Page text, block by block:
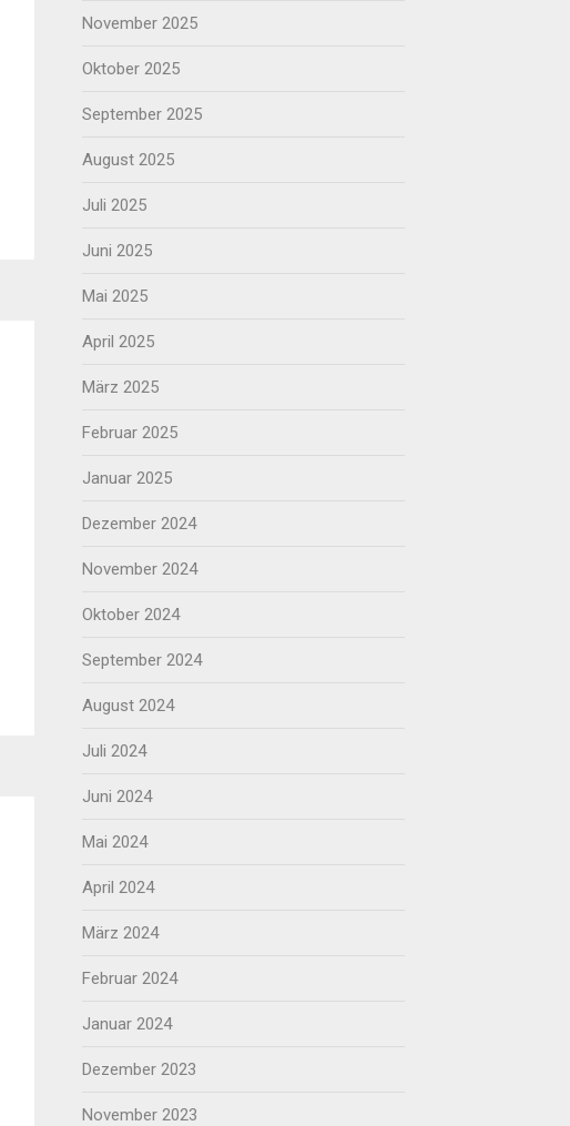
November 2025
Oktober 2025
September 2025
August 2025
Juli 2025
Juni 2025
Mai 2025
April 2025
März 2025
Februar 2025
Januar 2025
Dezember 2024
November 2024
Oktober 2024
September 2024
August 2024
Juli 2024
Juni 2024
Mai 2024
April 2024
März 2024
Februar 2024
Januar 2024
Dezember 2023
November 2023